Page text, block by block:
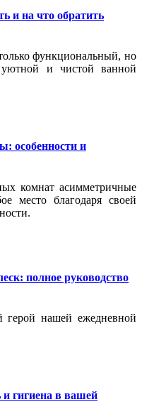
и на что обратить
функциональный, но
и чистой ванной
особенности и
комнат асимметричные
место благодаря своей
полное руководство
герой нашей ежедневной
гигиена в вашей